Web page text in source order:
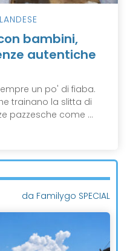
bambini,
autentiche
un po' di fiaba.
trainano la slitta di
pazzesche come ...
da Familygo SPECIAL